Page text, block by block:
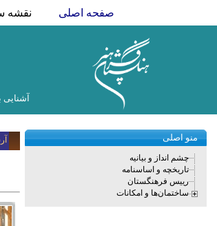
صفحه اصلی نقشه
منو اصلی
چشم انداز و بیانیه
تاریخچه و اساسنامه
رییس فرهنگستان
ساختمان‌ها و امکانات